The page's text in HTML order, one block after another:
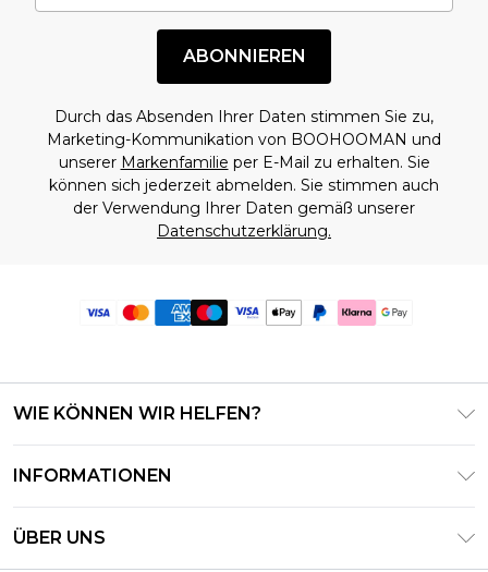
ABONNIEREN
Durch das Absenden Ihrer Daten stimmen Sie zu,
Marketing-Kommunikation von BOOHOOMAN und
unserer Markenfamilie per E-Mail zu erhalten. Sie
können sich jederzeit abmelden. Sie stimmen auch
der Verwendung Ihrer Daten gemäß unserer
Datenschutzerklärung.
WIE KÖNNEN WIR HELFEN?
Meine Bestellung verfolgen & zurücksenden
Lieferoptionen
INFORMATIONEN
Geschäftsbedingungen – Aktualisiert Juni 2026
ÜBER UNS